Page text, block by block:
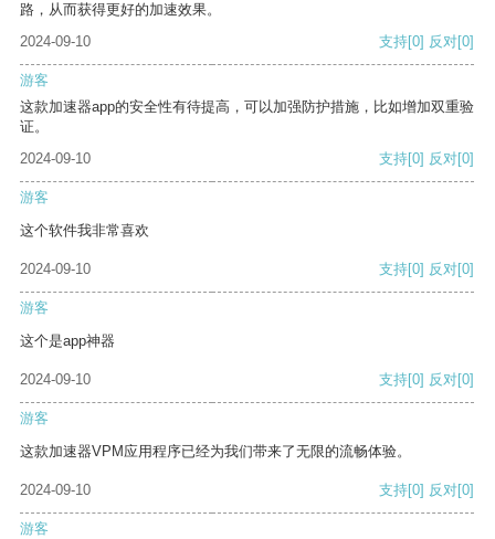
路，从而获得更好的加速效果。
2024-09-10
支持[0] 反对[0]
游客
这款加速器app的安全性有待提高，可以加强防护措施，比如增加双重验
证。
2024-09-10
支持[0] 反对[0]
游客
这个软件我非常喜欢
2024-09-10 支持[0] 反对[0]
游客
这个是app神器
2024-09-10 支持[0] 反对[0]
游客
这款加速器VPM应用程序已经为我们带来了无限的流畅体验。
2024-09-10 支持[0] 反对[0]
游客